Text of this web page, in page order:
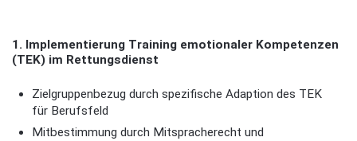
1. Implementierung Training emotionaler Kompetenzen
(TEK) im Rettungsdienst
Zielgruppenbezug durch spezifische Adaption des TEK
für Berufsfeld
Mitbestimmung durch Mitspracherecht und